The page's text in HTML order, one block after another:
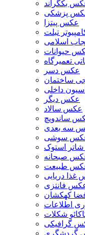
بکگراند
پزشکی
عکس پیتزا
تبلت
اسلامی
حیوانات
تعمیرگاه
عکس دسر
ساختمان
داخلی
عکس دیگر
عکس سالاد
ساندویچ
سه بعدی
سوشی
استوک
صبحانه
طبیعت
غذا دریایی
فانتزی
کهکشان
اطلاعات
شکلات
گرافیکی
گردشگری